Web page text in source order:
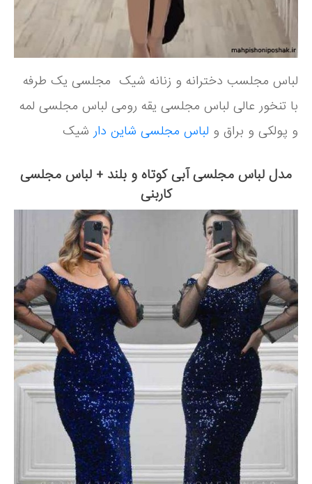
لباس مجلسب دخترانه و زنانه شیک مجلسی یک طرفه
با تنخور عالی لباس مجلسی یقه رومی لباس مجلسی لمه
و پولکی و براق و لباس مجلسی شاین دار شیک
مدل لباس مجلسی آبی کوتاه و بلند + لباس مجلسی
کاربنی